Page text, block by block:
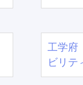
工学府
ビリテ